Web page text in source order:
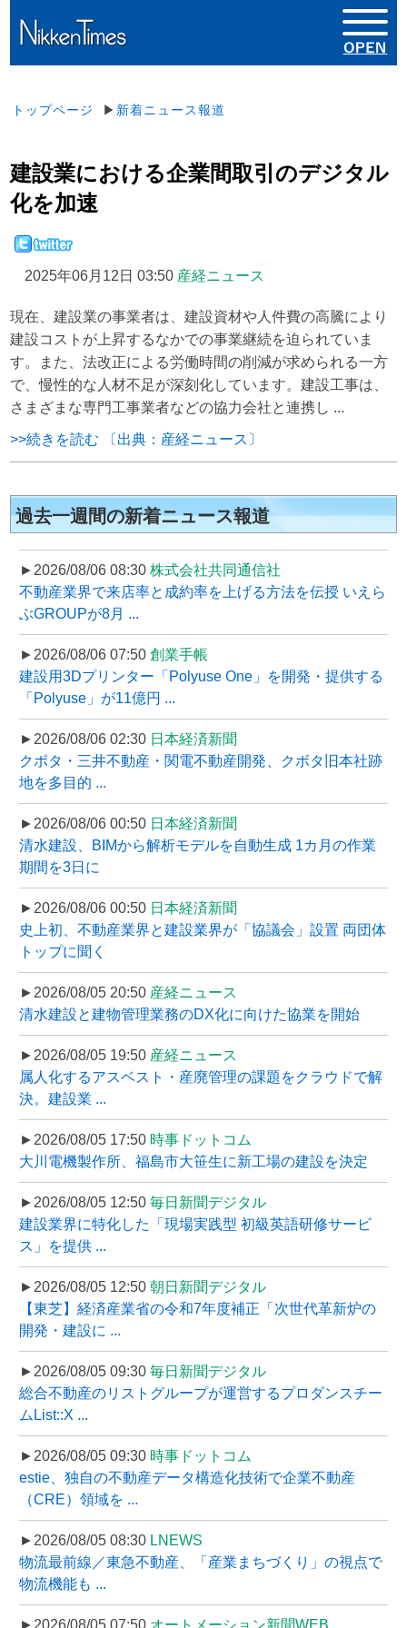
トップページ ▶ 新着ニュース報道
建設業における企業間取引のデジタル
化を加速
2025年06月12日 03:50 産経ニュース
現在、建設業の事業者は、建設資材や人件費の高騰により
建設コストが上昇するなかでの事業継続を迫られていま
す。また、法改正による労働時間の削減が求められる一方
で、慢性的な人材不足が深刻化しています。建設工事は、
さまざまな専門工事業者などの協力会社と連携し ...
>>続きを読む 〔出典：産経ニュース〕
過去一週間の新着ニュース報道
►2026/08/06 08:30 株式会社共同通信社
不動産業界で来店率と成約率を上げる方法を伝授 いえら
ぶGROUPが8月 ...
►2026/08/06 07:50 創業手帳
建設用3Dプリンター「Polyuse One」を開発・提供する
「Polyuse」が11億円 ...
►2026/08/06 02:30 日本経済新聞
クボタ・三井不動産・関電不動産開発、クボタ旧本社跡
地を多目的 ...
►2026/08/06 00:50 日本経済新聞
清水建設、BIMから解析モデルを自動生成 1カ月の作業
期間を3日に
►2026/08/06 00:50 日本経済新聞
史上初、不動産業界と建設業界が「協議会」設置 両団体
トップに聞く
►2026/08/05 20:50 産経ニュース
清水建設と建物管理業務のDX化に向けた協業を開始
►2026/08/05 19:50 産経ニュース
属人化するアスベスト・産廃管理の課題をクラウドで解
決。建設業 ...
►2026/08/05 17:50 時事ドットコム
大川電機製作所、福島市大笹生に新工場の建設を決定
►2026/08/05 12:50 毎日新聞デジタル
建設業界に特化した「現場実践型 初級英語研修サービ
ス」を提供 ...
►2026/08/05 12:50 朝日新聞デジタル
【東芝】経済産業省の令和7年度補正「次世代革新炉の
開発・建設に ...
►2026/08/05 09:30 毎日新聞デジタル
総合不動産のリストグループが運営するプロダンスチー
ムList::X ...
►2026/08/05 09:30 時事ドットコム
estie、独自の不動産データ構造化技術で企業不動産
（CRE）領域を ...
►2026/08/05 08:30 LNEWS
物流最前線／東急不動産、「産業まちづくり」の視点で
物流機能も ...
►2026/08/05 07:50 オートメーション新聞WEB